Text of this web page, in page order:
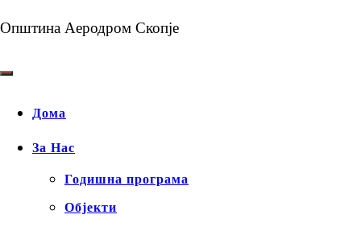
Општина Аеродром Скопје
Дома
За Нас
Годишна програма
Објекти